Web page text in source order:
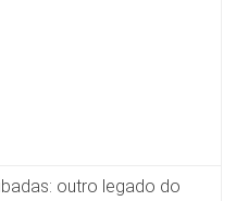
outro legado do